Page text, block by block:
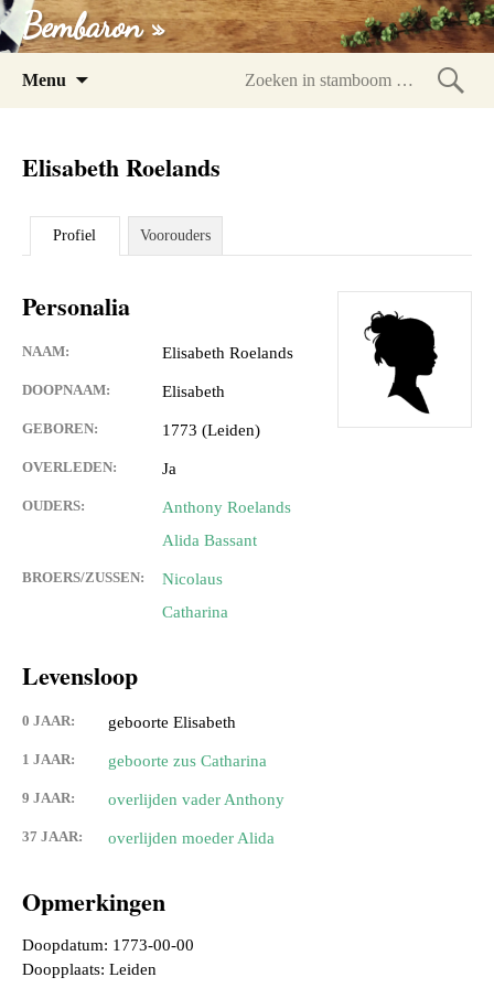
Bembaron »
Menu
Elisabeth Roelands
Profiel Voorouders
Personalia
NAAM: Elisabeth Roelands
DOOPNAAM: Elisabeth
GEBOREN: 1773 (Leiden)
OVERLEDEN: Ja
OUDERS:
Anthony Roelands
Alida Bassant
BROERS/ZUSSEN:
Nicolaus
Catharina
Levensloop
0 JAAR: geboorte Elisabeth
1 JAAR: geboorte zus Catharina
9 JAAR: overlijden vader Anthony
37 JAAR: overlijden moeder Alida
Opmerkingen
Doopdatum: 1773-00-00
Doopplaats: Leiden